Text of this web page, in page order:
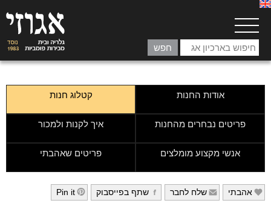
אודות החנות קטלוג חנות
פריטים נבחרים מהחנות איך לקנות ולמכור
אנשי מקצוע מומלצים פריטים שאהבתי
e אהבתי f שלח לחבר g שתף בפייסבוק h
Pin it